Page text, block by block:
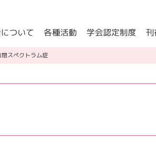
ついて
会の歴史
各種活動 学会認定制度
閉スペクトラム症